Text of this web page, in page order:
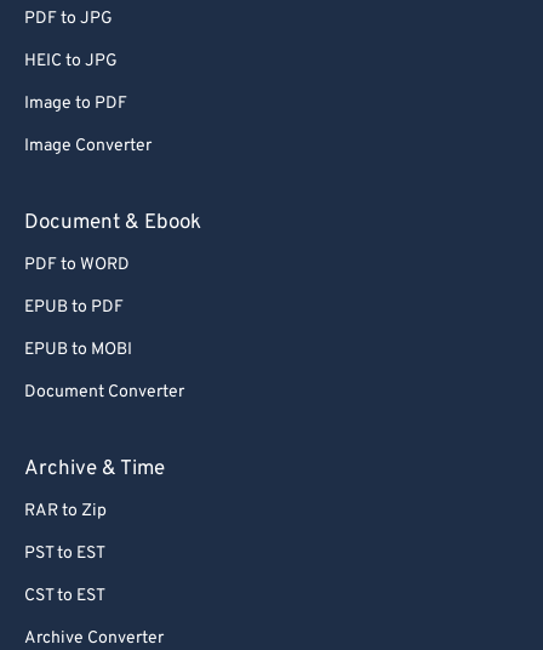
PDF to JPG
HEIC to JPG
Image to PDF
Image Converter
Document & Ebook
PDF to WORD
EPUB to PDF
EPUB to MOBI
Document Converter
Archive & Time
RAR to Zip
PST to EST
CST to EST
Archive Converter